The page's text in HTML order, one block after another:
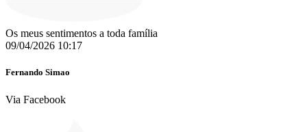
Os meus sentimentos a toda família
09/04/2026 10:17
Fernando Simao
Via Facebook